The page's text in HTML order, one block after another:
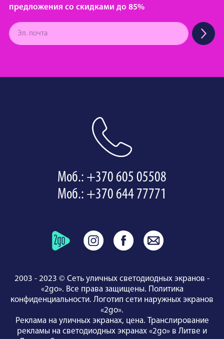
предложения со скидками до 85%
Моб.: +370 605 05508
Моб.: +370 644 77771
2003 - 2023 © Сеть уличных светодиодных экранов -
«2go». Все права защищены. Политика
конфиденциальности. Логотип сети наружных экранов
«2go».
Реклама на уличных экранах, цена. Транслирование
рекламы на светодиодных экранах «2go» в Литве и